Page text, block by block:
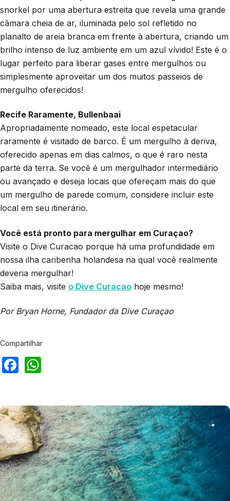
snorkel por uma abertura estreita que revela uma grande
câmara cheia de ar, iluminada pelo sol refletido no
planalto de areia branca em frente à abertura, criando um
brilho intenso de luz ambiente em um azul vívido! Este é o
lugar perfeito para liberar gases entre mergulhos ou
simplesmente aproveitar um dos muitos passeios de
mergulho oferecidos!
Recife Raramente, Bullenbaai
Apropriadamente nomeado, este local espetacular
raramente é visitado de barco. É um mergulho à deriva,
oferecido apenas em dias calmos, o que é raro nesta
parte da terra. Se você é um mergulhador intermediário
ou avançado e deseja locais que ofereçam mais do que
um mergulho de parede comum, considere incluir este
local em seu itinerário.
Você está pronto para mergulhar em Curaçao?
Visite o Dive Curacao porque há uma profundidade em
nossa ilha caribenha holandesa na qual você realmente
deveria mergulhar!
Saiba mais, visite o Dive Curacao hoje mesmo!
Por Bryan Horne, Fundador da Dive Curaçao
Compartilhar